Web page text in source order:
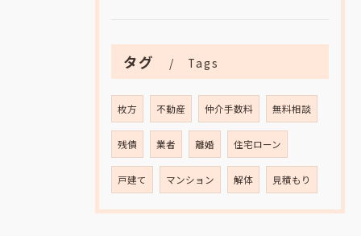
タグ Tags
枚方 不動産 仲介手数料 無料相談
残債 業者 離婚 住宅ローン
戸建て マンション 解体 見積もり